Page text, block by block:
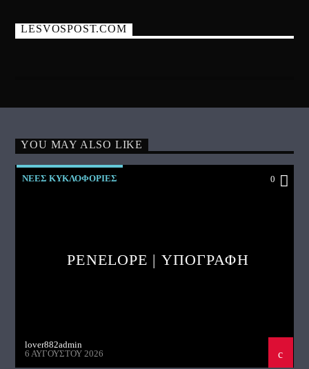
LESVOSPOST.COM
YOU MAY ALSO LIKE
ΝΕΕΣ ΚΥΚΛΟΦΟΡΙΕΣ 0
PENELOPE | ΥΠΟΓΡΑΦΗ
lover882admin
6 ΑΥΓΟΎΣΤΟΥ 2026